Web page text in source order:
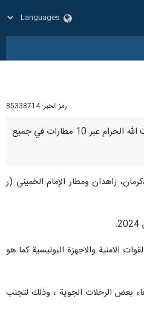
رمز الخبر: 85338714
طهران/ 31 كانون الاول/ ديسمبر/ارنا- أعلن المدير العام لشركة المطارات والملاحة الجوية الإيرانية "رضا نخجواني" عن إيفاد المعتمرين الإيرانيين الى بيت الله الحرام عبر 10 مطارات في جميع
زاهدان ومطار الإمام الخميني (ر
الامنية والاجهزة البوليسية كما هو
بعض الرحلات الجوية ، وذلك لتجنب